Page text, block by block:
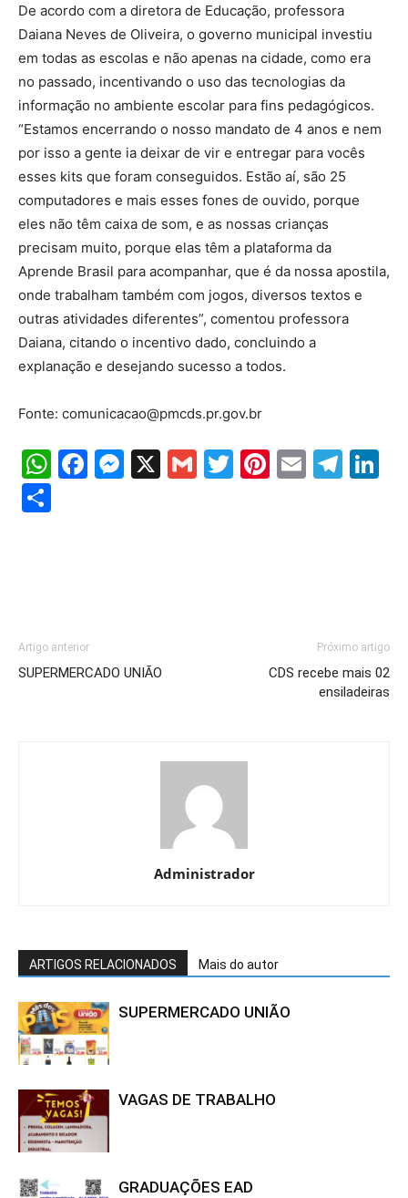
De acordo com a diretora de Educação, professora
Daiana Neves de Oliveira, o governo municipal investiu
em todas as escolas e não apenas na cidade, como era
no passado, incentivando o uso das tecnologias da
informação no ambiente escolar para fins pedagógicos.
“Estamos encerrando o nosso mandato de 4 anos e nem
por isso a gente ia deixar de vir e entregar para vocês
esses kits que foram conseguidos. Estão aí, são 25
computadores e mais esses fones de ouvido, porque
eles não têm caixa de som, e as nossas crianças
precisam muito, porque elas têm a plataforma da
Aprende Brasil para acompanhar, que é da nossa apostila,
onde trabalham também com jogos, diversos textos e
outras atividades diferentes”, comentou professora
Daiana, citando o incentivo dado, concluindo a
explanação e desejando sucesso a todos.
Fonte: comunicacao@pmcds.pr.gov.br
WhatsApp
Facebook
Messenger
X GmailTwitter
Pinterest
Email
Artigo anterior
SUPERMERCADO UNIÃO
Próximo artigo
CDS recebe mais 02
ensiladeiras
Administrador
ARTIGOS RELACIONADOS Mais do autor
SUPERMERCADO UNIÃO
VAGAS DE TRABALHO
GRADUAÇÕES EAD